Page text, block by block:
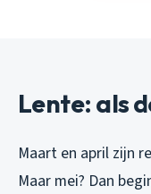
Lente: als
Maart en april zijn
Maar mei? Dan